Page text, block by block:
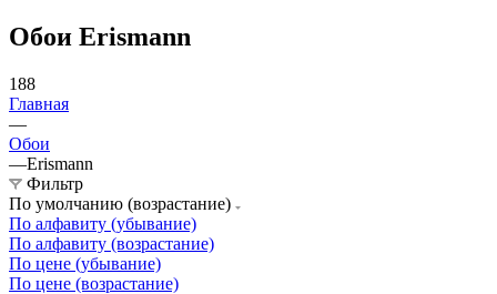
Обои Erismann
188
Главная
—
Обои
—Erismann
Фильтр
По умолчанию (возрастание)
По алфавиту (убывание)
По алфавиту (возрастание)
По цене (убывание)
По цене (возрастание)